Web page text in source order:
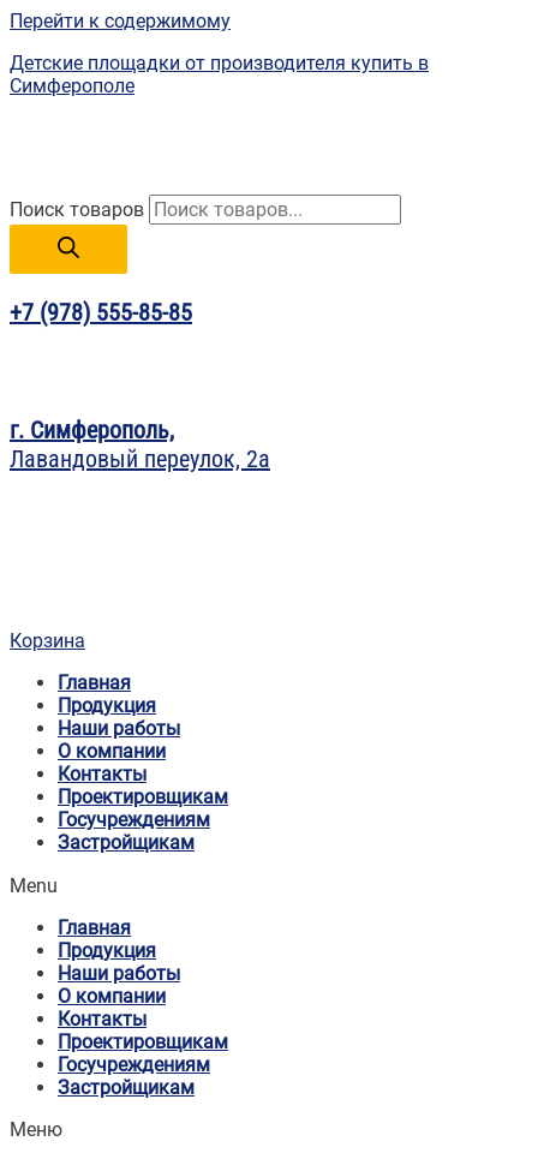
Перейти к содержимому
Детские площадки от производителя купить в
Симферополе
Поиск товаров
+7 (978) 555-85-85
г. Симферополь,
Лавандовый переулок, 2а
Корзина
Главная
Продукция
Наши работы
О компании
Контакты
Проектировщикам
Госучреждениям
Застройщикам
Menu
Главная
Продукция
Наши работы
О компании
Контакты
Проектировщикам
Госучреждениям
Застройщикам
Меню